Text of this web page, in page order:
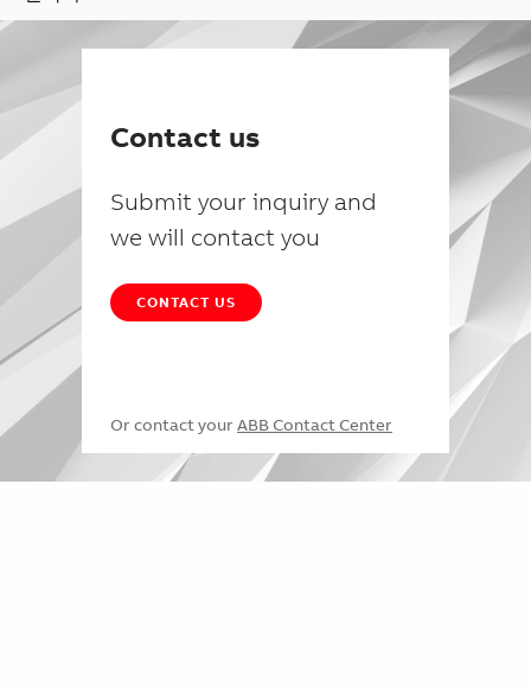
Contact us
Submit your inquiry and
we will contact you
CONTACT US
Or contact your ABB Contact Center